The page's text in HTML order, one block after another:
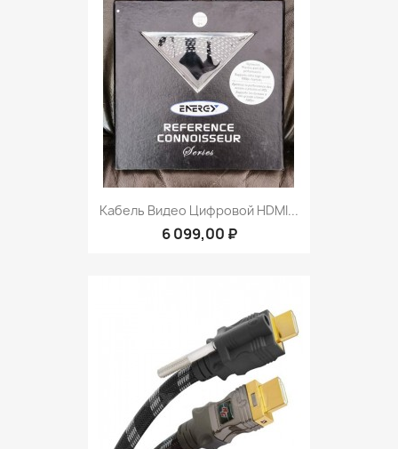
Кабель Видео Цифровой HDMI...
6 099,00 ₽